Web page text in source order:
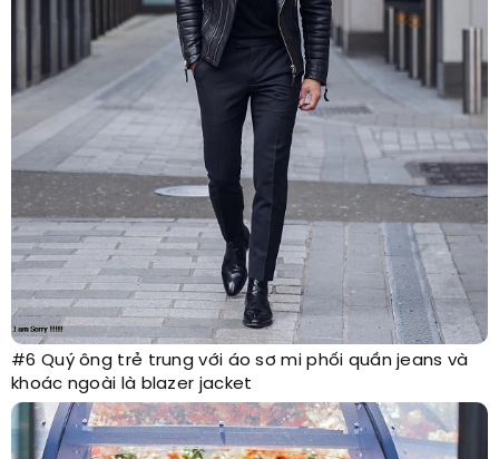
#6 Quý ông trẻ trung với áo sơ mi phối quần jeans và
khoác ngoài là blazer jacket